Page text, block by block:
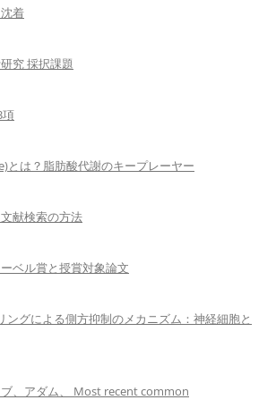
着
究 採択課題
項
とは？脂肪酸代謝のキープレーヤー
献検索の方法
ベル賞と授賞対象論文
グによる側方抑制のメカニズム：神経細胞と
、アダム、 Most recent common